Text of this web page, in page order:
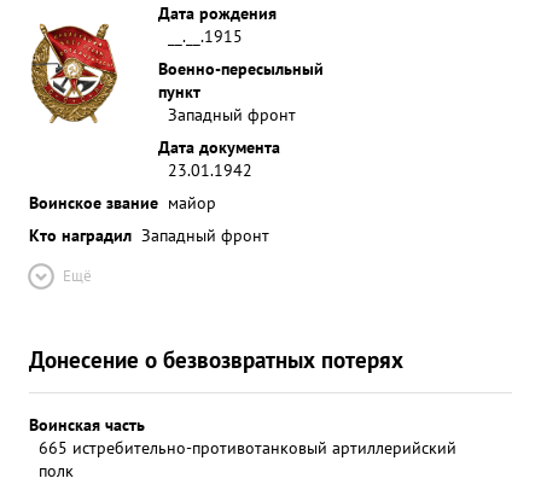
Дата рождения
__.__.1915
Военно-пересыльный
пункт
Западный фронт
Дата документа
23.01.1942
Воинское звание майор
Кто наградил Западный фронт
Ещё
Донесение о безвозвратных потерях
Воинская часть
665 истребительно-противотанковый артиллерийский
полк